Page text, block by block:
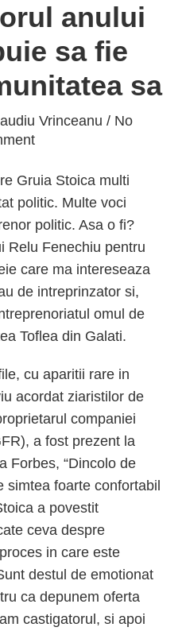
anului
sa fie
sa
Vrinceanu / No
Gruia Stoica multi
politic. Multe voci
politic. Asa o fi?
Relu Fenechiu pentru
care ma intereseaza
de intreprinzator si,
omul de
Toflea din Galati.
cu aparitii rare in
acordat ziaristilor de
companiei
a fost prezent la
Forbes, “Dincolo de
simtea foarte confortabil
a povestit
ceva despre
in care este
destul de emotionat
ca depunem oferta
castigatorul, si apoi